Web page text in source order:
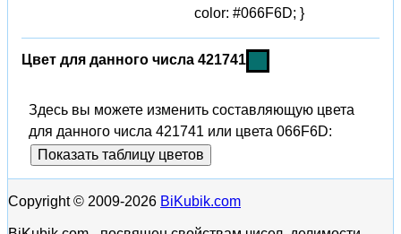
color: #066F6D; }
Цвет для данного числа 421741
Здесь вы можете изменить составляющую цвета
для данного числа 421741 или цвета 066F6D:
Показать таблицу цветов
Copyright © 2009-2026 BiKubik.com